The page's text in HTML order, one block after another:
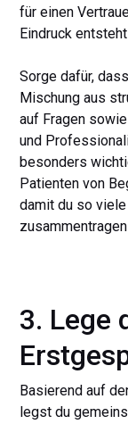
für einen
Eindruck
Sorge dafür,
Mischung aus
auf Fragen
und
besonders
Patienten von
damit du so
3. Lege
Basierend auf
legst du